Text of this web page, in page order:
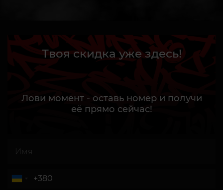
Твоя скидка уже здесь!
Лови момент - оставь номер и получи
её прямо сейчас!